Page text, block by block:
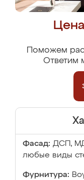
Поможем
Ответим
Фасад: ДСП,
любые виды
Фурнитура: